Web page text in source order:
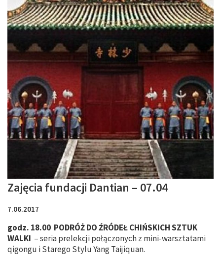
Zajęcia fundacji Dantian – 07.04
7.06.2017
godz. 18.00 PODRÓŻ DO ŹRÓDEŁ CHIŃSKICH SZTUK
WALKI – seria prelekcji połączonych z mini-warsztatami
qigongu i Starego Stylu Yang Taijiquan.